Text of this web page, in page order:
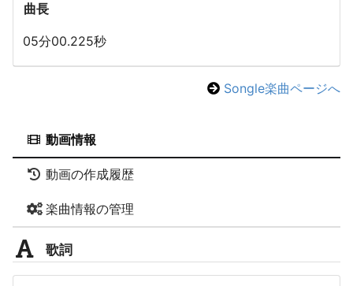
曲長
05分00.225秒
Songle楽曲ページへ
動画情報
動画の作成履歴
楽曲情報の管理
歌詞